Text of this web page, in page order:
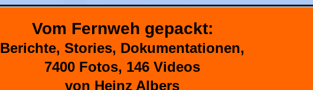
Vom Fernweh gepackt:
Berichte, Stories, Dokumentationen,
7400 Fotos, 146 Videos
von Heinz Albers